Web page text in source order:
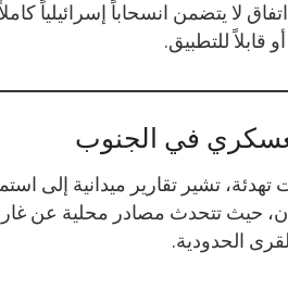
لا يتضمن انسحاباً إسرائيلياً كاملاً
قابلاً للتطبيق.
في الجنوب
تشير تقارير ميدانية إلى
حيث تتحدث مصادر محلية عن
الحدودية.